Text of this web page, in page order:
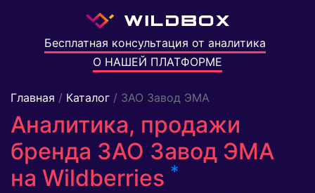
Бесплатная консультация от аналитика
О НАШЕЙ ПЛАТФОРМЕ
Главная / Каталог / ЗАО Завод ЭМА
Аналитика, продажи
бренда ЗАО Завод ЭМА
на Wildberries *